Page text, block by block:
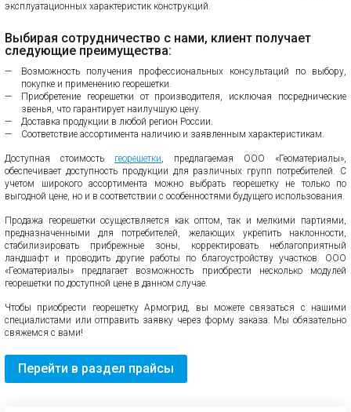
эксплуатационных характеристик конструкций.
Выбирая сотрудничество с нами, клиент получает
следующие преимущества:
Возможность получения профессиональных консультаций по выбору,
покупке и применению георешетки.
Приобретение георешетки от производителя, исключая посреднические
звенья, что гарантирует наилучшую цену.
Доставка продукции в любой регион России.
Соответствие ассортимента наличию и заявленным характеристикам.
Доступная стоимость георешетки, предлагаемая ООО «Геоматериалы»,
обеспечивает доступность продукции для различных групп потребителей. С
учетом широкого ассортимента можно выбрать георешетку не только по
выгодной цене, но и в соответствии с особенностями будущего использования.
Продажа георешетки осуществляется как оптом, так и мелкими партиями,
предназначенными для потребителей, желающих укрепить наклонности,
стабилизировать прибрежные зоны, корректировать неблагоприятный
ландшафт и проводить другие работы по благоустройству участков. ООО
«Геоматериалы» предлагает возможность приобрести несколько модулей
георешетки по доступной цене в данном случае.
Чтобы приобрести георешетку Армогрид, вы можете связаться с нашими
специалистами или отправить заявку через форму заказа. Мы обязательно
свяжемся с вами!
Перейти в раздел прайсы